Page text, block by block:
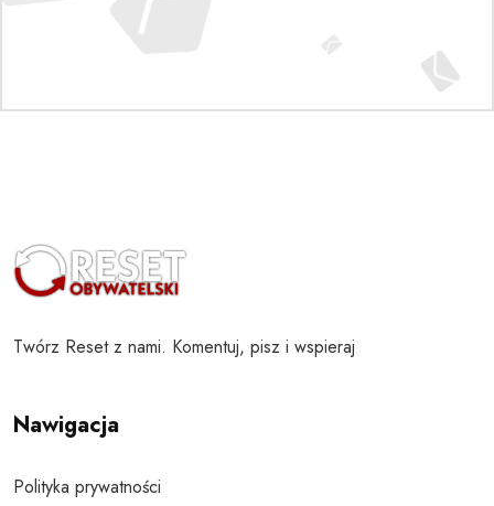
Twórz Reset z nami. Komentuj, pisz i wspieraj
Nawigacja
Polityka prywatności